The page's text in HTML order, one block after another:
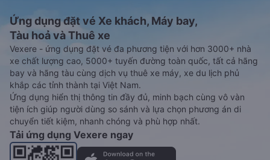
Ứng dụng đặt vé Xe khách, Máy bay,
Tàu hoả và Thuê xe
Vexere - ứng dụng đặt vé đa phương tiện với hơn 3000+ nhà
xe chất lượng cao, 5000+ tuyến đường toàn quốc, tất cả hãng
bay và hãng tàu cùng dịch vụ thuê xe máy, xe du lịch phủ
khắp các tỉnh thành tại Việt Nam.
Ứng dụng hiển thị thông tin đầy đủ, minh bạch cùng vô vàn
tiện ích giúp người dùng so sánh và lựa chọn phương án di
chuyển tiết kiệm, nhanh chóng và phù hợp nhất.
Tải ứng dụng Vexere ngay